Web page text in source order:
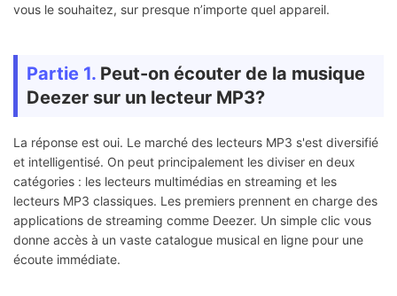
vous le souhaitez, sur presque n’importe quel appareil.
Partie 1. Peut-on écouter de la musique
Deezer sur un lecteur MP3?
La réponse est oui. Le marché des lecteurs MP3 s'est diversifié
et intelligentisé. On peut principalement les diviser en deux
catégories : les lecteurs multimédias en streaming et les
lecteurs MP3 classiques. Les premiers prennent en charge des
applications de streaming comme Deezer. Un simple clic vous
donne accès à un vaste catalogue musical en ligne pour une
écoute immédiate.